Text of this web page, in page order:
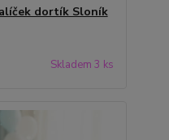
dortík Sloník
Skladem 3 ks